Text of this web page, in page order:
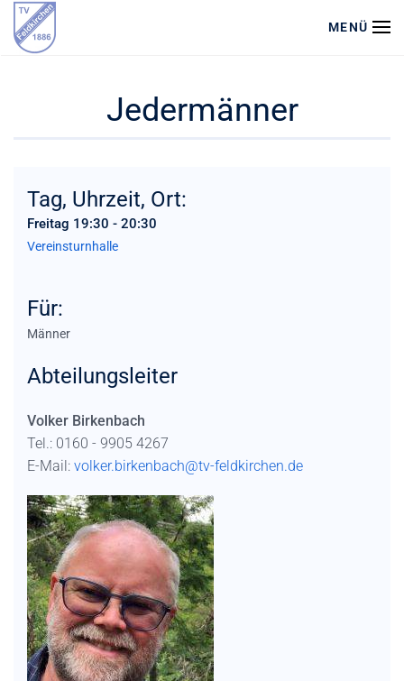
Zum Hauptinhalt springen
MENÜ
Jedermänner
Tag, Uhrzeit, Ort:
Freitag 19:30 - 20:30
Vereinsturnhalle
Für:
Männer
Abteilungsleiter
Volker Birkenbach
Tel.: 0160 - 9905 4267
E-Mail: volker.birkenbach@tv-feldkirchen.de